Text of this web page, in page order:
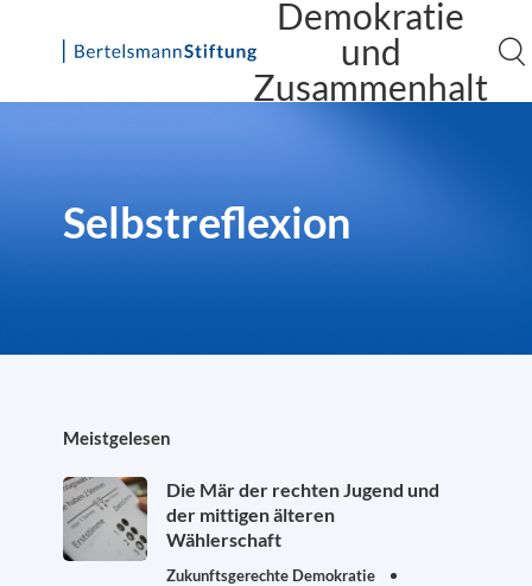
Skip
Demokratie
und
Zusammenhalt
Selbstreflexion
Meistgelesen
Die Mär der rechten Jugend und
der mittigen älteren
Wählerschaft
Zukunftsgerechte Demokratie